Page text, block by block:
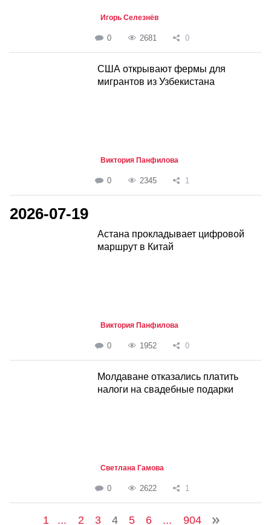
Игорь Селезнёв
0 2681 0
США открывают фермы для
мигрантов из Узбекистана
Виктория Панфилова
0 2345 1
2026-07-19
Астана прокладывает цифровой
маршрут в Китай
Виктория Панфилова
0 1952 0
Молдаване отказались платить
налоги на свадебные подарки
Светлана Гамова
0 2622 1
1 ... 2 3 4 5 6 ... 904